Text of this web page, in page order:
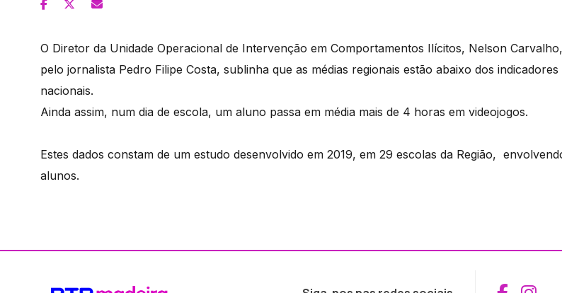
O Diretor da Unidade Operacional de Intervenção em Comportamentos Ilícitos, Nelson
pelo jornalista Pedro Filipe Costa, sublinha que as médias regionais estão abaixo dos indicadores
nacionais.
Ainda assim, num dia de escola, um aluno passa em média mais de 4 horas em videojogos.
Estes dados constam de um estudo desenvolvido em 2019, em 29 escolas da Região,
alunos.